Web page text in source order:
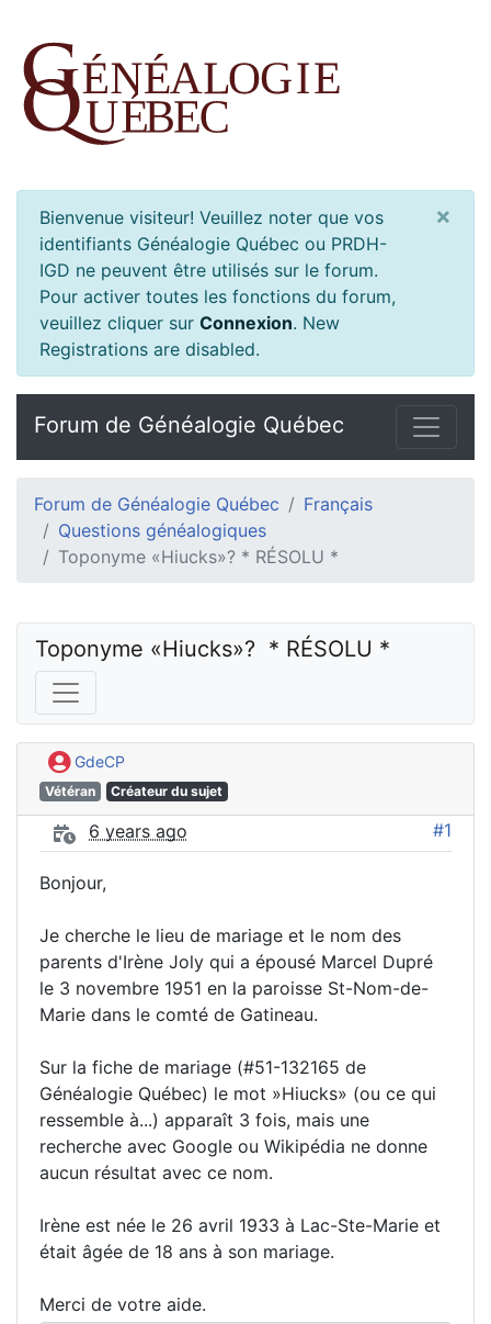
Bienvenue visiteur! Veuillez noter que vos
identifiants Généalogie Québec ou PRDH-
IGD ne peuvent être utilisés sur le forum.
Pour activer toutes les fonctions du forum,
veuillez cliquer sur Connexion. New
Registrations are disabled.
×
Forum de Généalogie Québec
Forum de Généalogie Québec
Français
Questions généalogiques
Toponyme «Hiucks»? * RÉSOLU *
Toponyme «Hiucks»?  * RÉSOLU *
GdeCP
Vétéran Créateur du sujet
6 years ago #1
Bonjour,
Je cherche le lieu de mariage et le nom des
parents d'Irène Joly qui a épousé Marcel Dupré
le 3 novembre 1951 en la paroisse St-Nom-de-
Marie dans le comté de Gatineau.
Sur la fiche de mariage (#51-132165 de
Généalogie Québec) le mot »Hiucks» (ou ce qui
ressemble à...) apparaît 3 fois, mais une
recherche avec Google ou Wikipédia ne donne
aucun résultat avec ce nom.
Irène est née le 26 avril 1933 à Lac-Ste-Marie et
était âgée de 18 ans à son mariage.
Merci de votre aide.